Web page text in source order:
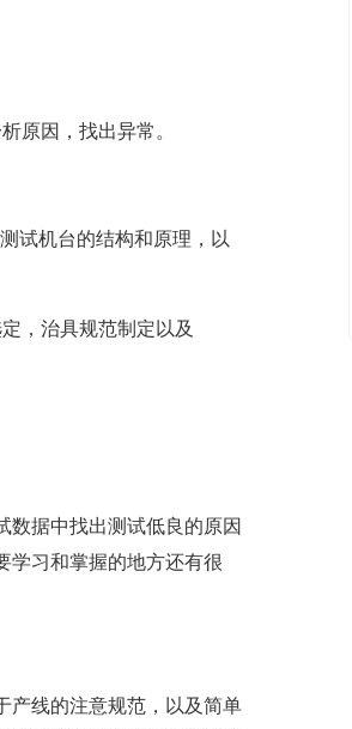
原因，找出异常。
试机台的结构和原理，以
，治具规范制定以及
数据中找出测试低良的原因
学习和掌握的地方还有很
产线的注意规范，以及简单